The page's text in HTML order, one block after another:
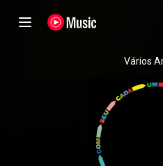
Vários